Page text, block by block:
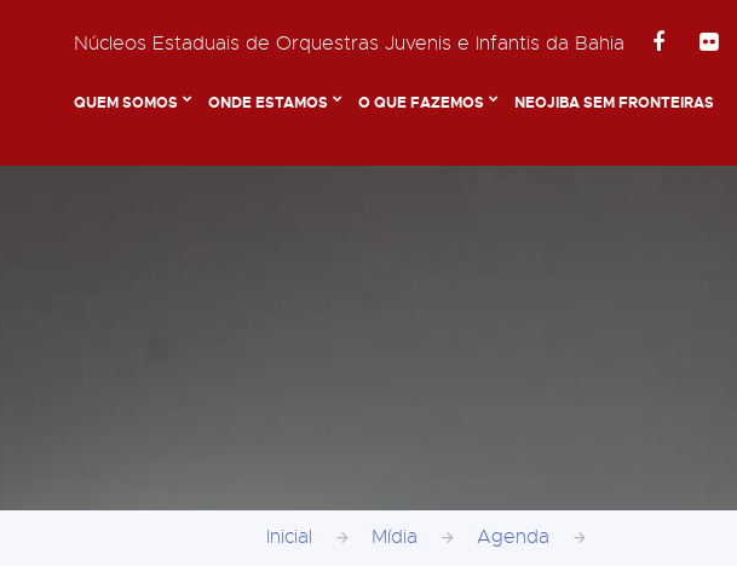
Núcleos Estaduais de Orquestras Juvenis e Infantis da Bahia
QUEM SOMOS ONDE ESTAMOS O QUE FAZEMOS NEOJIBA SEM FRONTEIRAS
Inicial Mídia Agenda